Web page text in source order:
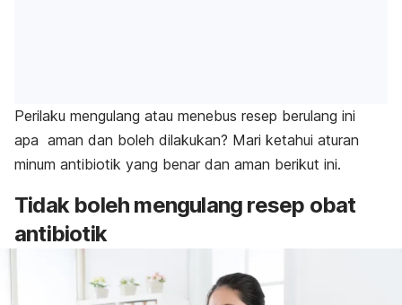
Perilaku mengulang atau menebus resep berulang ini
apa aman dan boleh dilakukan? Mari ketahui aturan
minum antibiotik yang benar dan aman berikut ini.
Tidak boleh mengulang resep obat
antibiotik